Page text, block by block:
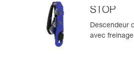
STOP
Descendeur
avec